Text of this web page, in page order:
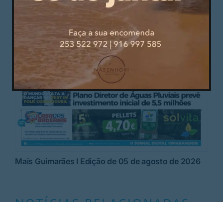
Mais Guimarães I Edição de 05 de agosto de 2026